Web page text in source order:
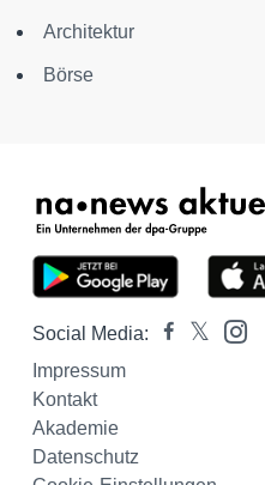
Architektur
Börse
Social Media:
Impressum
Kontakt
Akademie
Datenschutz